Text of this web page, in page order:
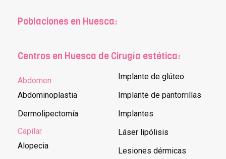
Poblaciones en Huesca:
Centros en Huesca de Cirugía estética:
Abdomen
Abdominoplastia
Dermolipectomía
Capilar
Alopecia
Implante de glúteo
Implante de pantorrillas
Implantes
Láser lipólisis
Lesiones dérmicas